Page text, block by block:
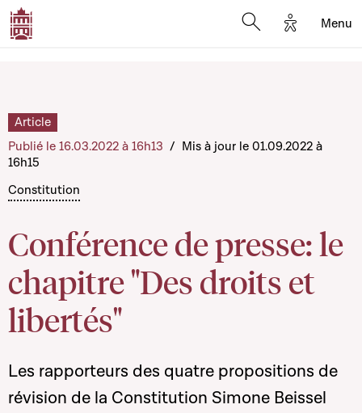
Options
Menu
Constitution
Conférence de presse: le
chapitre "Des droits et
libertés"
Article
Publié le 16.03.2022 à 16h13 / Mis à jour le 01.09.2022 à
16h15
Les rapporteurs des quatre propositions de
révision de la Constitution Simone Beissel